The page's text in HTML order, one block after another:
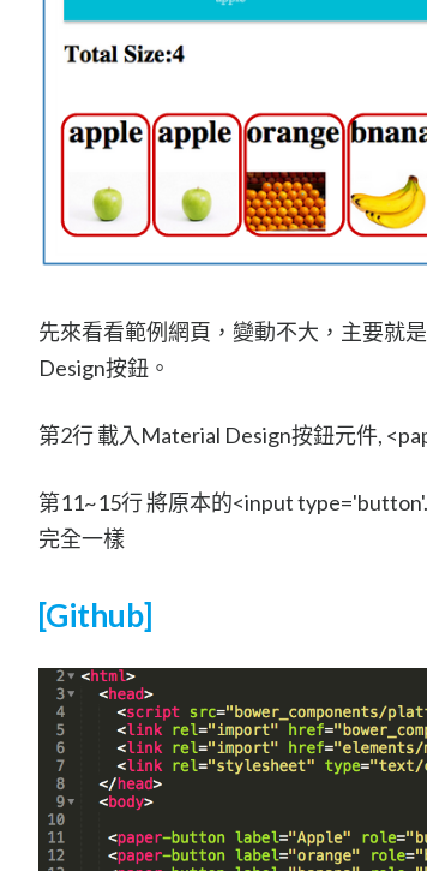
先來看看範例網頁，變動不大，主要就
Design按鈕。
第2行 載入Material Design按鈕元件,
第11~15行 將原本的<input
完全一樣
[Github]